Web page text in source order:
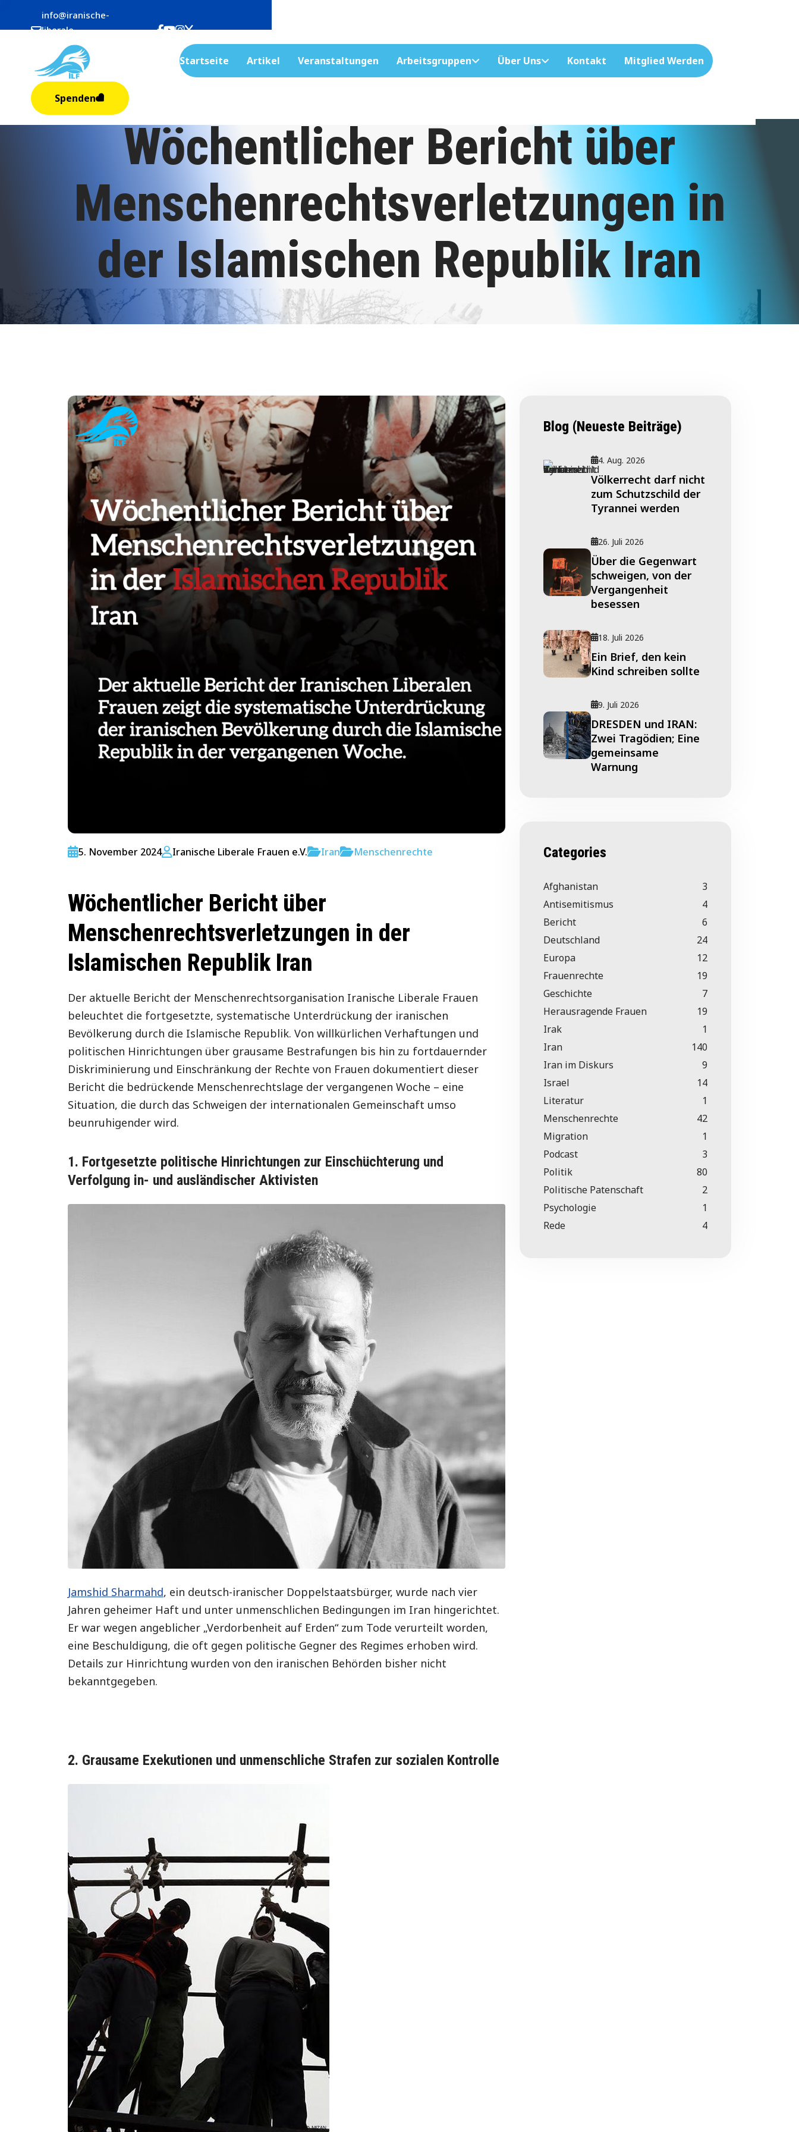
info@iranische-
liberale-
frauen.org
Startseite Artikel Veranstaltungen Arbeitsgruppen Über Uns Kontakt Mitglied Werden
Spenden
Wöchentlicher Bericht über
Menschenrechtsverletzungen in
der Islamischen Republik Iran
5. November 2024 Iranische Liberale Frauen e.V. Iran Menschenrechte
Wöchentlicher Bericht über
Menschenrechtsverletzungen in der
Islamischen Republik Iran
Der aktuelle Bericht der Menschenrechtsorganisation Iranische Liberale Frauen
beleuchtet die fortgesetzte, systematische Unterdrückung der iranischen
Bevölkerung durch die Islamische Republik. Von willkürlichen Verhaftungen und
politischen Hinrichtungen über grausame Bestrafungen bis hin zu fortdauernder
Diskriminierung und Einschränkung der Rechte von Frauen dokumentiert dieser
Bericht die bedrückende Menschenrechtslage der vergangenen Woche – eine
Situation, die durch das Schweigen der internationalen Gemeinschaft umso
beunruhigender wird.
1. Fortgesetzte politische Hinrichtungen zur Einschüchterung und
Verfolgung in- und ausländischer Aktivisten
Jamshid Sharmahd, ein deutsch-iranischer Doppelstaatsbürger, wurde nach vier
Jahren geheimer Haft und unter unmenschlichen Bedingungen im Iran hingerichtet.
Er war wegen angeblicher „Verdorbenheit auf Erden“ zum Tode verurteilt worden,
eine Beschuldigung, die oft gegen politische Gegner des Regimes erhoben wird.
Details zur Hinrichtung wurden von den iranischen Behörden bisher nicht
bekanntgegeben.
2. Grausame Exekutionen und unmenschliche Strafen zur sozialen Kontrolle
Blog (Neueste Beiträge)
4. Aug. 2026
Völkerrecht darf nicht
zum Schutzschild der
Tyrannei werden
26. Juli 2026
Über die Gegenwart
schweigen, von der
Vergangenheit
besessen
18. Juli 2026
Ein Brief, den kein
Kind schreiben sollte
9. Juli 2026
DRESDEN und IRAN:
Zwei Tragödien; Eine
gemeinsame
Warnung
Categories
Afghanistan
3
Antisemitismus
4
Bericht
6
Deutschland
24
Europa
12
Frauenrechte
19
Geschichte
7
Herausragende Frauen
19
Irak
1
Iran
140
Iran im Diskurs
9
Israel
14
Literatur
1
Menschenrechte
42
Migration
1
Podcast
3
Politik
80
Politische Patenschaft
2
Psychologie
1
Rede
4